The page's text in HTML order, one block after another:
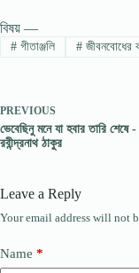
বিষয় —
#গীতাঞ্জলি #জীবনবোধের
PREVIOUS
ভেবেছিনু মনে যা হবার তারি শেষে -
রবীন্দ্রনাথ ঠাকুর
Leave a Reply
Your email address will not
Name *